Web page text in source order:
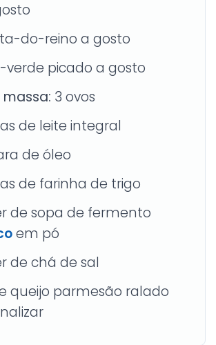
do-reino a gosto
verde picado a gosto
massa: 3 ovos
de leite integral
de óleo
de farinha de trigo
de sopa de fermento
em pó
de chá de sal
queijo parmesão ralado